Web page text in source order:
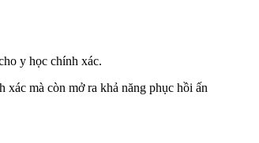
y học chính xác.
mà còn mở ra khả năng phục hồi ấn